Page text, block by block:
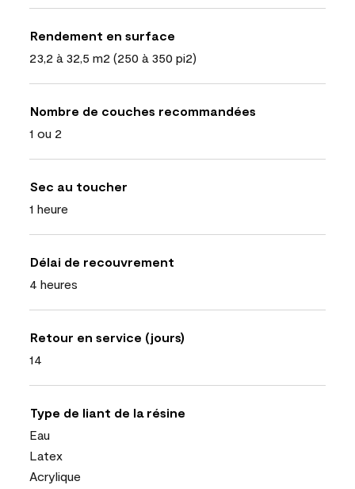
Rendement en surface
23,2 à 32,5 m2 (250 à 350 pi2)
Nombre de couches recommandées
1 ou 2
Sec au toucher
1 heure
Délai de recouvrement
4 heures
Retour en service (jours)
14
Type de liant de la résine
Eau
Latex
Acrylique